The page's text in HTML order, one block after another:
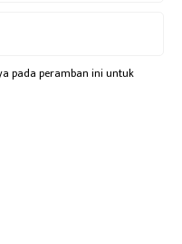
pada peramban ini untuk